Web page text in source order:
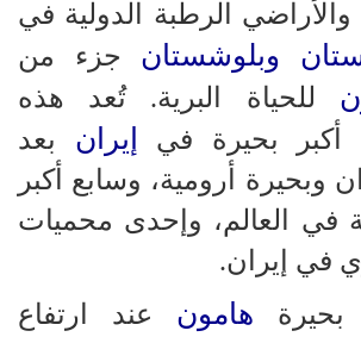
والأراضي الرطبة الدولية في
وبلوشستان جزء من
للحياة البرية. تُعد هذه
أكبر بحيرة في
إيران بعد
وبحيرة أرومية، وسابع أكبر
في العالم، وإحدى محميات
في إيران.
بحيرة هامون عند ارتفاع